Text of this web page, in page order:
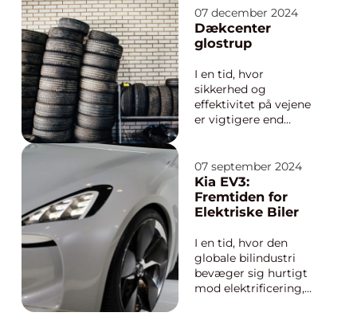
til service og
reparationer. Dette
indebærer ikke blot at
07 december 2024
Dækcenter
glostrup
I en tid, hvor
sikkerhed og
effektivitet på vejene
er vigtigere end
dækvalg og
vedligeholdelse er
afgørende for enhver
bilist. For beboere i
repræsenterer d&ael...
07 september 2024
Kia EV3:
Fremtiden for
Elektriske Biler
I en tid, hvor den
globale bilindustri
bevæger sig hurtigt
mod elektrificering,